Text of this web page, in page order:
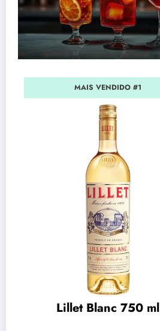
MAIS VENDIDO #1
Lillet Blanc 750 ml